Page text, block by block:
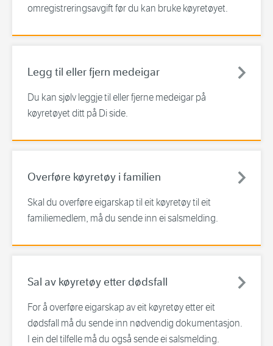
omregistreringsavgift før du kan bruke køyretøyet.
Legg til eller fjern medeigar
Du kan sjølv leggje til eller fjerne medeigar på
køyretøyet ditt på Di side.
Overføre køyretøy i familien
Skal du overføre eigarskap til eit køyretøy til eit
familiemedlem, må du sende inn ei salsmelding.
Sal av køyretøy etter dødsfall
For å overføre eigarskap av eit køyretøy etter eit
dødsfall må du sende inn nødvendig dokumentasjon.
I ein del tilfelle må du også sende ei salsmelding.